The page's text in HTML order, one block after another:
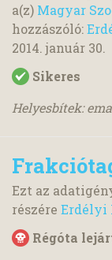
a(z) Magyar
hozzászóló:
2014. január 30.
Sikeres
Helyesbítek:
Ezt az
részére Erdélyi
Régóta